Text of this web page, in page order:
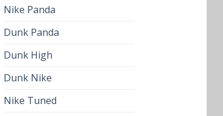
Nike Panda
Dunk Panda
Dunk High
Dunk Nike
Nike Tuned